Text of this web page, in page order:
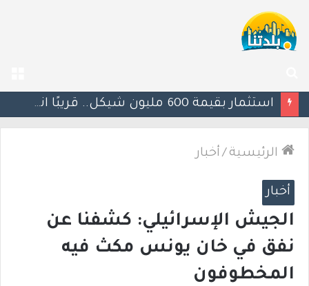
عن
الرئيسية / أخبار
أخبار
الجيش الإسرائيلي: كشفنا عن
نفق في خان يونس مكث فيه
المخطوفون